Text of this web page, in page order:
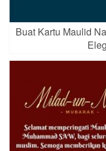
Buat Kartu Maulid